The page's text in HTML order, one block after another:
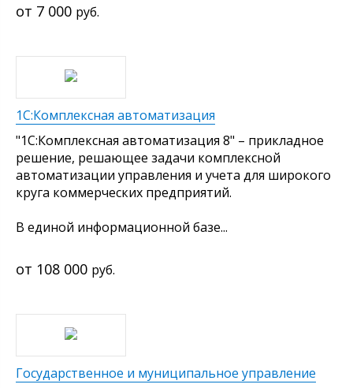
7 000 руб.
1С:Комплексная автоматизация
"1С:Комплексная автоматизация 8" – прикладное
решение, решающее задачи комплексной
автоматизации управления и учета для широкого
круга коммерческих предприятий.
В единой информационной базе...
108 000 руб.
Государственное и муниципальное управление